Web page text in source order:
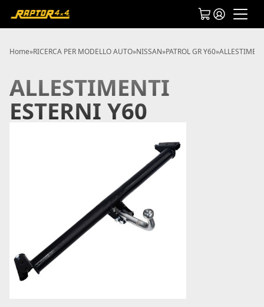
Home»RICERCA PER MODELLO AUTO»NISSAN»PATROL GR Y60»
ALLESTIMENTI
ESTERNI Y60